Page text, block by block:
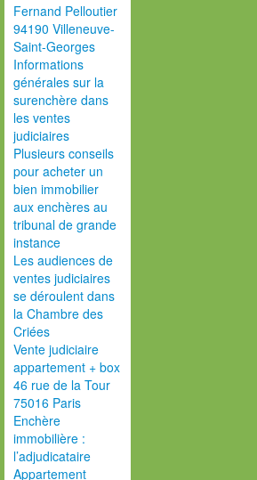
Fernand Pelloutier
94190 Villeneuve-
Saint-Georges
Informations
générales sur la
surenchère dans
les ventes
judiciaires
Plusieurs conseils
pour acheter un
bien immobilier
aux enchères au
tribunal de grande
instance
Les audiences de
ventes judiciaires
se déroulent dans
la Chambre des
Criées
Vente judiciaire
appartement + box
46 rue de la Tour
75016 Paris
Enchère
immobilière :
l’adjudicataire
Appartement